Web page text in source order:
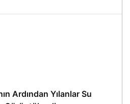
Ardından Yılanlar Su